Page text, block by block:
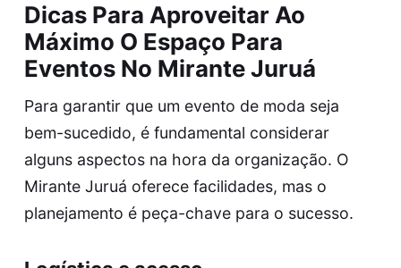
Dicas Para Aproveitar Ao
Máximo O Espaço Para
Eventos No Mirante Juruá
Para garantir que um evento de moda seja
bem-sucedido, é fundamental considerar
alguns aspectos na hora da organização. O
Mirante Juruá oferece facilidades, mas o
planejamento é peça-chave para o sucesso.